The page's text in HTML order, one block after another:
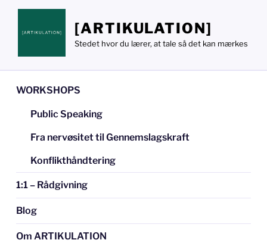
Videre
indhold
[ARTIKULATION]
Stedet hvor du lærer, at tale så det kan mærkes
WORKSHOPS
Public Speaking
Fra nervøsitet til Gennemslagskraft
Konflikthåndtering
1:1 – Rådgivning
Blog
Om ARTIKULATION